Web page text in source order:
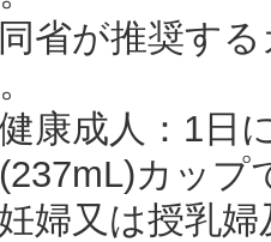
省が推奨する
健康成人：1日
カップ
妊婦又は授乳